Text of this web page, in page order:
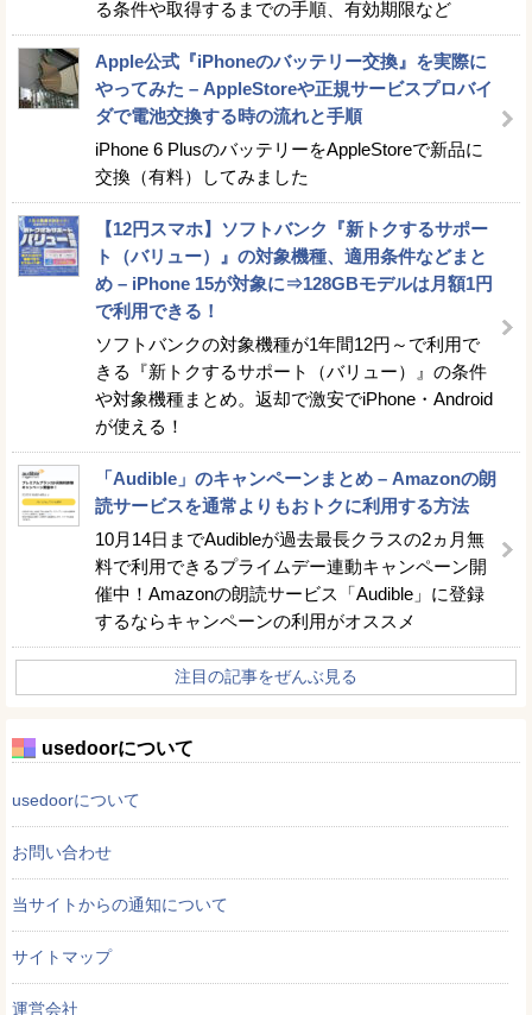
る条件や取得するまでの手順、有効期限など
Apple公式『iPhoneのバッテリー交換』を実際に
やってみた – AppleStoreや正規サービスプロバイ
ダで電池交換する時の流れと手順
iPhone 6 PlusのバッテリーをAppleStoreで新品に
交換（有料）してみました
【12円スマホ】ソフトバンク『新トクするサポー
ト（バリュー）』の対象機種、適用条件などまと
め – iPhone 15が対象に⇒128GBモデルは月額1円
で利用できる！
ソフトバンクの対象機種が1年間12円～で利用で
きる『新トクするサポート（バリュー）』の条件
や対象機種まとめ。返却で激安でiPhone・Android
が使える！
「Audible」のキャンペーンまとめ – Amazonの朗
読サービスを通常よりもおトクに利用する方法
10月14日までAudibleが過去最長クラスの2ヵ月無
料で利用できるプライムデー連動キャンペーン開
催中！Amazonの朗読サービス「Audible」に登録
するならキャンペーンの利用がオススメ
注目の記事をぜんぶ見る
usedoorについて
usedoorについて
お問い合わせ
当サイトからの通知について
サイトマップ
運営会社